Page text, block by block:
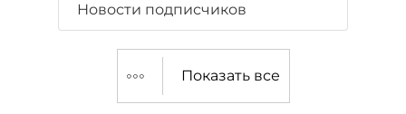
Новости подписчиков
Показать все